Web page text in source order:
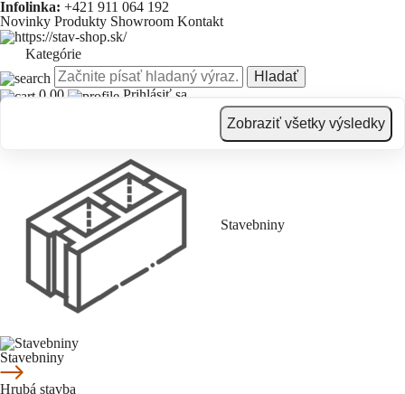
Infolinka: +421 911 064 192
Novinky Produkty Showroom Kontakt
Kategórie
Hladať
Zobraziť všetky výsledky
0.00
Prihlásiť sa
Kontakt
Stavebniny
Stavebniny
Hrubá stavba